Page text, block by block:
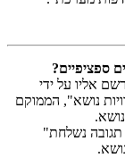
ספציפיים?
אליו על ידי
נושא", הממוקם
נשלחת"